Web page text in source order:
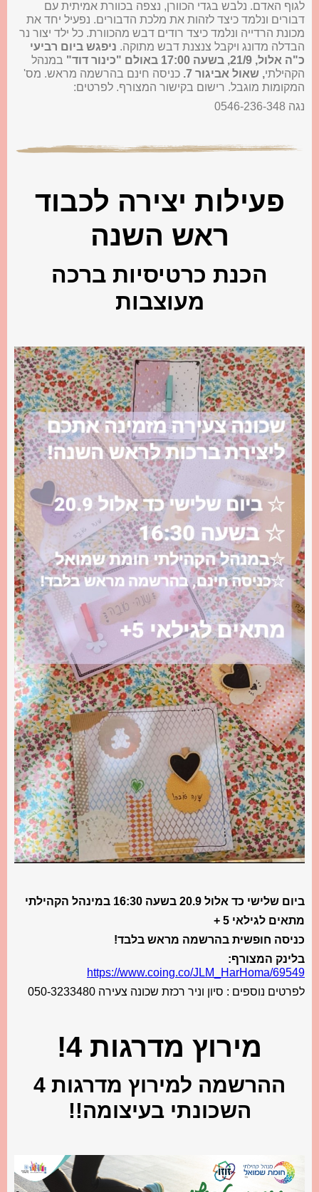
לגוף האדם. נלבש בגדי הכוורן, נצפה בכוורת אמיתית עם
דבורים ונלמד כיצד לזהות את מלכת הדבורים. נפעיל יחד את
מכונת הרדייה ונלמד כיצד רודים דבש מהכוורת. כל ילד יצור נר
הבדלה מדונג ויקבל צנצנת דבש מתוקה. ניפגש ביום רביעי
כ"ה אלול, 21/9, בשעה 17:00 באולם "כינור דוד"
במנהל
הקהילתי, שאול אביגור 7.
כניסה חינם בהרשמה מראש. מס'
המקומות מוגבל. רישום בקישור המצורף. לפרטים:
נגה 0546-236-348
פעילות יצירה לכבוד
ראש השנה
הכנת כרטיסיות ברכה
מעוצבות
ביום שלישי כד אלול 20.9 בשעה 16:30 במינהל הקהילתי
מתאים לגילאי 5 +
כניסה חופשית בהרשמה מראש בלבד!
בלינק המצורף:
https://www.coing.co/JLM_HarHoma/69549
לפרטים נוספים : סיון וניר רכזת שכונה צעירה 050-3233480
מירוץ מדרגות 4!
ההרשמה למירוץ מדרגות 4
השכונתי בעיצומה!!